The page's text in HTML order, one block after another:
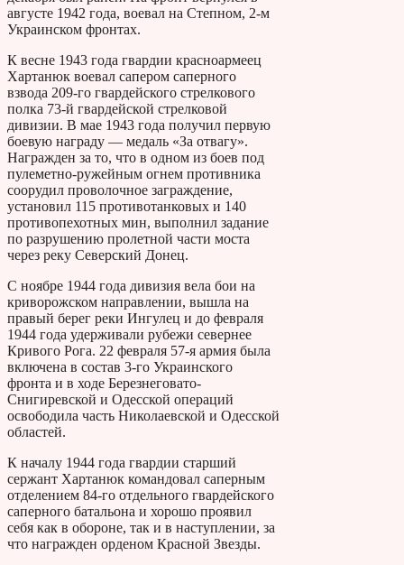
августе 1942 года, воевал на Степном, 2-м
Украинском фронтах.
К весне 1943 года гвардии красноармеец
Хартанюк воевал сапером саперного
взвода 209-го гвардейского стрелкового
полка 73-й гвардейской стрелковой
дивизии. В мае 1943 года получил первую
боевую награду — медаль «За отвагу».
Награжден за то, что в одном из боев под
пулеметно-ружейным огнем противника
соорудил проволочное заграждение,
установил 115 противотанковых и 140
противопехотных мин, выполнил задание
по разрушению пролетной части моста
через реку Северский Донец.
С ноябре 1944 года дивизия вела бои на
криворожском направлении, вышла на
правый берег реки Ингулец и до февраля
1944 года удерживали рубежи севернее
Кривого Рога. 22 февраля 57-я армия была
включена в состав 3-го Украинского
фронта и в ходе Березнеговато-
Снигиревской и Одесской операций
освободила часть Николаевской и Одесской
областей.
К началу 1944 года гвардии старший
сержант Хартанюк командовал саперным
отделением 84-го отдельного гвардейского
саперного батальона и хорошо проявил
себя как в обороне, так и в наступлении, за
что награжден орденом Красной Звезды.